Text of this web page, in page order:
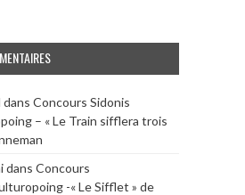
dans Concours Sidonis
– « Le Train sifflera trois
dans Concours
-« Le Sifflet » de